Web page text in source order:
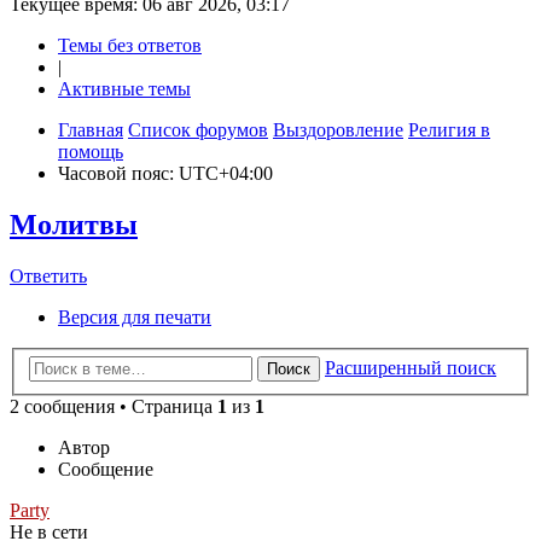
Темы без ответов
|
Активные темы
Главная Список форумов Выздоровление Религия в
помощь
Часовой пояс: UTC+04:00
Молитвы
Ответить
Ответить
Версия для печати
Поиск
Расширенный поиск
2 сообщения • Страница 1 из 1
Автор
Сообщение
Party
Не в сети